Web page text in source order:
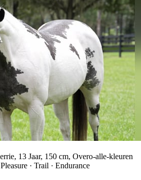
13 Jaar, 150 cm, Overo-alle-kleuren
· Trail · Endurance